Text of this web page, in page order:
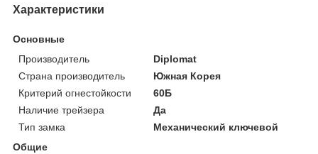
Характеристики
Основные
Производитель
Diplomat
Страна производитель
Южная Корея
Критерий огнестойкости
60Б
Наличие трейзера
Да
Тип замка
Механический ключевой
Общие